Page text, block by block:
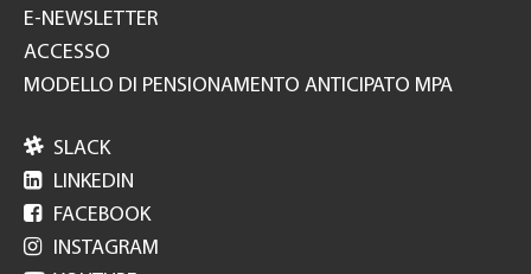
E-NEWSLETTER
ACCESSO
MODELLO DI PENSIONAMENTO ANTICIPATO MPA
 SLACK
 LINKEDIN
 FACEBOOK
 INSTAGRAM